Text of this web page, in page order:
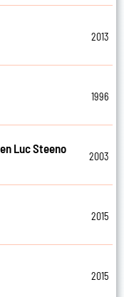
2013
1996
Luc Steeno
2003
2015
2015